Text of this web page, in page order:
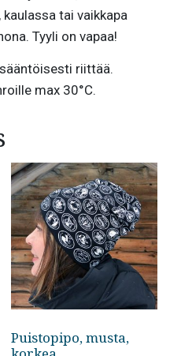
tai vaikkapa
Tyyli on vapaa!
riittää.
max 30°C.
Puistopipo, musta,